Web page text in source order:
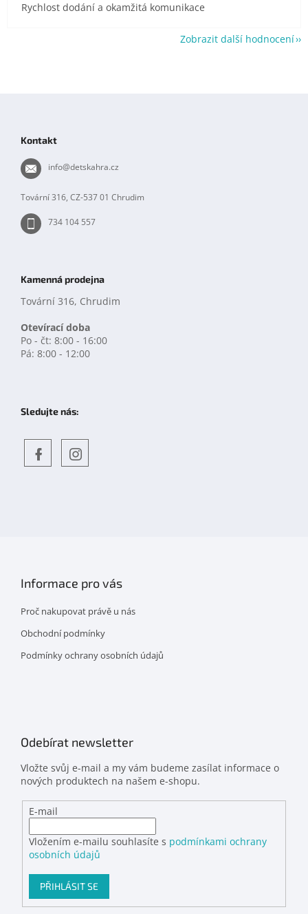
Rychlost dodání a okamžitá komunikace
Zobrazit další hodnocení
Kontakt
info@detskahra.cz
Tovární 316, CZ-537 01 Chrudim
734 104 557
Kamenná prodejna
Tovární 316, Chrudim
Otevírací doba
Po - čt: 8:00 - 16:00
Pá: 8:00 - 12:00
Sledujte nás:
Informace pro vás
Proč nakupovat právě u nás
Obchodní podmínky
Podmínky ochrany osobních údajů
Odebírat newsletter
Vložte svůj e-mail a my vám budeme zasílat informace o
nových produktech na našem e-shopu.
E-mail
Vložením e-mailu souhlasíte s podmínkami ochrany
osobních údajů
PŘIHLÁSIT SE